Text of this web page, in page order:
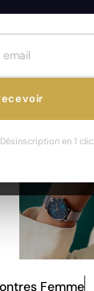
en 1 clic.
Femme